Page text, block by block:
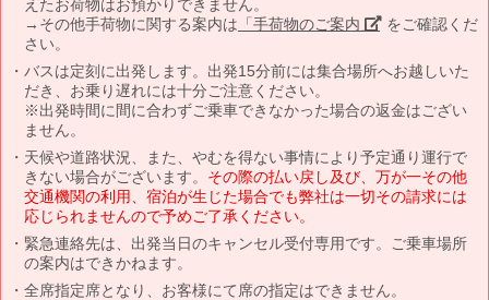
えたお荷物はお預かりできません。
→その他手荷物に関する案内は 「手荷物のご案内」 をご確認くだ
さい。
バスは定刻に出発します。出発15分前には集合場所へお越しいた
だき、お乗り遅れには十分ご注意ください。
※出発時間に間に合わずご乗車できなかった場合の返金はござい
ません。
天候や道路状況、また、やむを得ない事情により予定通り運行で
きない場合がございます。 その際の払い戻し及び、万が一その他
交通機関の利用、宿泊が生じた場合でも弊社は一切その請求には
応じられませんので予めご了承ください。
緊急連絡先は、出発当日のキャンセル受付専用です。ご乗車場所
の案内はできかねます。
全席指定席となり、お客様にて席の指定はできません。